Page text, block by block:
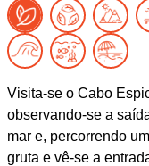
Visita-se o Cabo
observando-se a
mar e, percorrendo
gruta e vê-se a